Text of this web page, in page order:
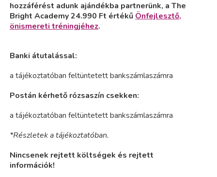
hozzáférést adunk ajándékba partnerünk, a The
Bright Academy 24.990 Ft értékű Önfejlesztő,
önismereti tréningjéhez.
Banki átutalással:
a tájékoztatóban feltüntetett bankszámlaszámra
Postán kérhető rózsaszín csekken:
a tájékoztatóban feltüntetett bankszámlaszámra
*Részletek a tájékoztatóban.
Nincsenek rejtett költségek és rejtett
információk!